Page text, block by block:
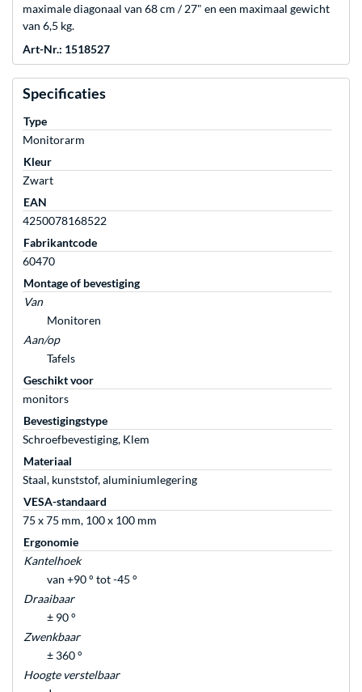
maximale diagonaal van 68 cm / 27" en een maximaal gewicht
van 6,5 kg.
Art-Nr.: 1518527
Specificaties
Type
Monitorarm
Kleur
Zwart
EAN
4250078168522
Fabrikantcode
60470
Montage of bevestiging
Van
Monitoren
Aan/op
Tafels
Geschikt voor
monitors
Bevestigingstype
Schroefbevestiging, Klem
Materiaal
Staal, kunststof, aluminiumlegering
VESA-standaard
75 x 75 mm, 100 x 100 mm
Ergonomie
Kantelhoek
van +90 ° tot -45 °
Draaibaar
± 90 °
Zwenkbaar
± 360 °
Hoogte verstelbaar